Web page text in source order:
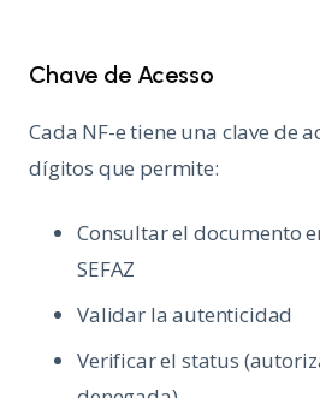
Chave de Acesso
Cada NF-e tiene una clave de
dígitos que permite:
Consultar el documento
SEFAZ
Validar la autenticidad
Verificar el status